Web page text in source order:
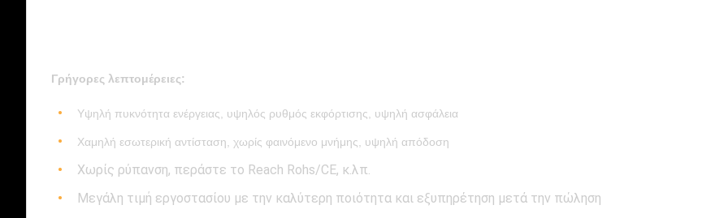
Γρήγορες λεπτομέρειες:
Υψηλή πυκνότητα ενέργειας, υψηλός ρυθμός εκφόρτισης, υψηλή ασφάλεια
Χαμηλή εσωτερική αντίσταση, χωρίς φαινόμενο μνήμης, υψηλή απόδοση
Χωρίς ρύπανση, περάστε το Reach Rohs/CE, κ.λπ.
Μεγάλη τιμή εργοστασίου με την καλύτερη ποιότητα και εξυπηρέτηση μετά την πώληση